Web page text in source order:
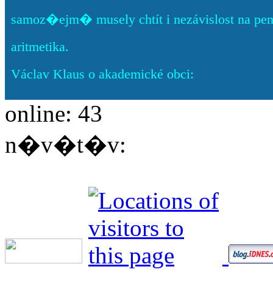
samoz�ejm� musely chtít i nezávislost na
aritmetika.
Václav Klaus o akademické obci:
online: 43
n�v�t�v: